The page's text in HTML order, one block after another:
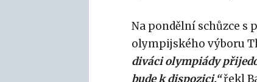
Na pondělní schůzce s
olympijského výboru
diváci olympiády
bude k dispozici,“řekl